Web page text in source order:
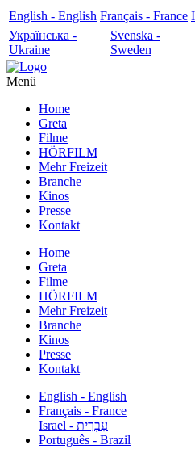
English - English Français - France
Українська -
Ukraine
Svenska -
Sweden
Menü
Home
Greta
Filme
HÖRFILM
Mehr Freizeit
Branche
Kinos
Presse
Kontakt
Home
Greta
Filme
HÖRFILM
Mehr Freizeit
Branche
Kinos
Presse
Kontakt
English - English
Français - France
עִבְרִית - Israel
Português - Brazil